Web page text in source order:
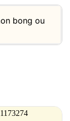
bong ou